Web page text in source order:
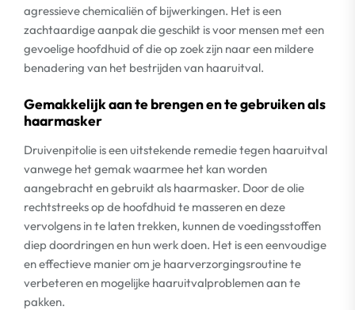
agressieve chemicaliën of bijwerkingen. Het is een
zachtaardige aanpak die geschikt is voor mensen met een
gevoelige hoofdhuid of die op zoek zijn naar een mildere
benadering van het bestrijden van haaruitval.
Gemakkelijk aan te brengen en te gebruiken als
haarmasker
Druivenpitolie is een uitstekende remedie tegen haaruitval
vanwege het gemak waarmee het kan worden
aangebracht en gebruikt als haarmasker. Door de olie
rechtstreeks op de hoofdhuid te masseren en deze
vervolgens in te laten trekken, kunnen de voedingsstoffen
diep doordringen en hun werk doen. Het is een eenvoudige
en effectieve manier om je haarverzorgingsroutine te
verbeteren en mogelijke haaruitvalproblemen aan te
pakken.